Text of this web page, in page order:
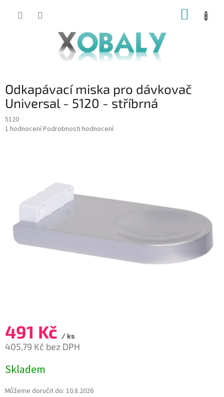
KOŠÍK
Odkapávací miska pro dávkovač
Universal - 5120 - stříbrná
5120
Průměrné
hvězdiček.
1 hodnoceníPodrobnosti hodnocení
491 Kč / ks
405,79 Kč bez DPH
cena:
Skladem
Můžeme doručit do: 10.8.2026